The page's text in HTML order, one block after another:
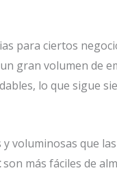
para ciertos
gran volumen de
lo que sigue
voluminosas que las
son más fáciles de